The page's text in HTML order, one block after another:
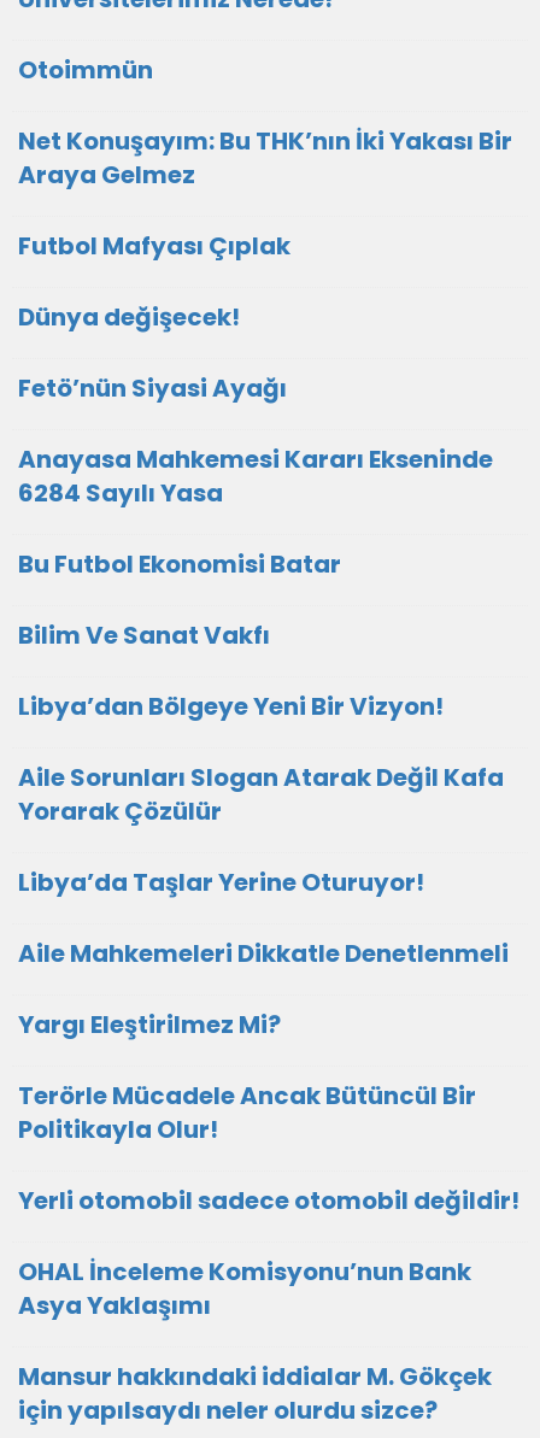
Otoimmün
Net Konuşayım: Bu THK’nın İki Yakası Bir
Araya Gelmez
Futbol Mafyası Çıplak
Dünya değişecek!
Fetö’nün Siyasi Ayağı
Anayasa Mahkemesi Kararı Ekseninde
6284 Sayılı Yasa
Bu Futbol Ekonomisi Batar
Bilim Ve Sanat Vakfı
Libya’dan Bölgeye Yeni Bir Vizyon!
Aile Sorunları Slogan Atarak Değil Kafa
Yorarak Çözülür
Libya’da Taşlar Yerine Oturuyor!
Aile Mahkemeleri Dikkatle Denetlenmeli
Yargı Eleştirilmez Mi?
Terörle Mücadele Ancak Bütüncül Bir
Politikayla Olur!
Yerli otomobil sadece otomobil değildir!
OHAL İnceleme Komisyonu’nun Bank
Asya Yaklaşımı
Mansur hakkındaki iddialar M. Gökçek
için yapılsaydı neler olurdu sizce?